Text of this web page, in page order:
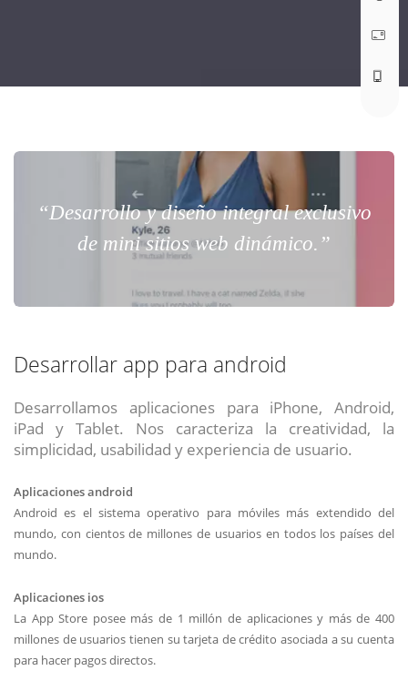
“Desarrollo y diseño integral exclusivo
de mini sitios web dinámico.”
Desarrollar app para android
Desarrollamos aplicaciones para iPhone, Android,
iPad y Tablet. Nos caracteriza la creatividad, la
simplicidad, usabilidad y experiencia de usuario.
Aplicaciones android
Android es el sistema operativo para móviles más extendido del
mundo, con cientos de millones de usuarios en todos los países del
mundo.
Aplicaciones ios
La App Store posee más de 1 millón de aplicaciones y más de 400
millones de usuarios tienen su tarjeta de crédito asociada a su cuenta
para hacer pagos directos.